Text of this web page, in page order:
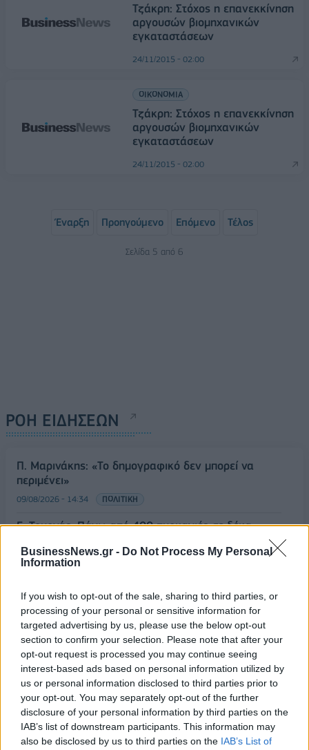
BusinessNews.gr - Do Not Process My Personal
Information
If you wish to opt-out of the sale, sharing to third parties, or
processing of your personal or sensitive information for
targeted advertising by us, please use the below opt-out
section to confirm your selection. Please note that after your
opt-out request is processed you may continue seeing
interest-based ads based on personal information utilized by
us or personal information disclosed to third parties prior to
your opt-out. You may separately opt-out of the further
disclosure of your personal information by third parties on the
IAB’s list of downstream participants. This information may
also be disclosed by us to third parties on the IAB’s List of
Τζάκρη: Στόχος η επανεκκίνηση
αργουσών βιομηχανικών
εγκαταστάσεων
24/11/2015 - 02:00
ΟΙΚΟΝΟΜΙΑ
Τζάκρη: Στόχος η επανεκκίνηση
αργουσών βιομηχανικών
εγκαταστάσεων
24/11/2015 - 02:00
Έναρξη Προηγούμενο Επόμενο Τέλος
Σελίδα 5 από 6
ΡΟΗ ΕΙΔΗΣΕΩΝ
Π. Μαρινάκης: «Το δημογραφικό δεν μπορεί να
περιμένει»
09/08/2026 - 14:34 ΠΟΛΙΤΙΚΗ
Ε. Τουρνάς: Πάνω από 400 πυρκαγιές σε δέκα
09/08/2026 - 14:17 ΠΟΛΙΤΙΚΗ
ανταγωνιστές – Άνοδος μεριδίων σε 9 από 11
κλάδους (Εθνική Τράπεζα)
09/08/2026 - 13:51 ΟΙΚΟΝΟΜΙΑ
Προς εκτύπωση το πολλαπλό βιβλίο - «Σύγχρονο
εκπαιδευτικό υλικό, τόσο σε έντυπη όσο και σε
ηλεκτρονική μορφή»
09/08/2026 - 13:24 ΕΛΛΑΔΑ
Γερμανία: Το Βερολίνο θα επεκτείνει την έρευνα για